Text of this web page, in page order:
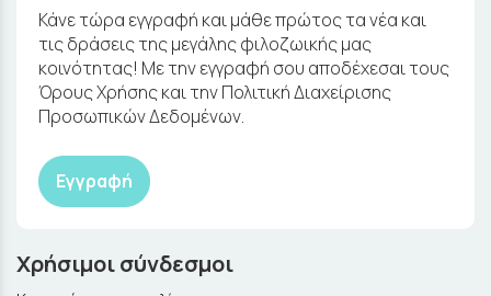
Κάνε τώρα εγγραφή και μάθε πρώτος τα νέα και
τις δράσεις της μεγάλης φιλοζωικής μας
κοινότητας! Με την εγγραφή σου αποδέχεσαι τους
Όρους Χρήσης και την Πολιτική Διαχείρισης
Προσωπικών Δεδομένων.
Εγγραφή
Χρήσιμοι σύνδεσμοι